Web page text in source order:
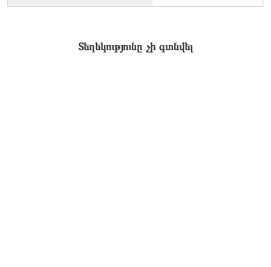
Տեղեկությունը չի գտնվել